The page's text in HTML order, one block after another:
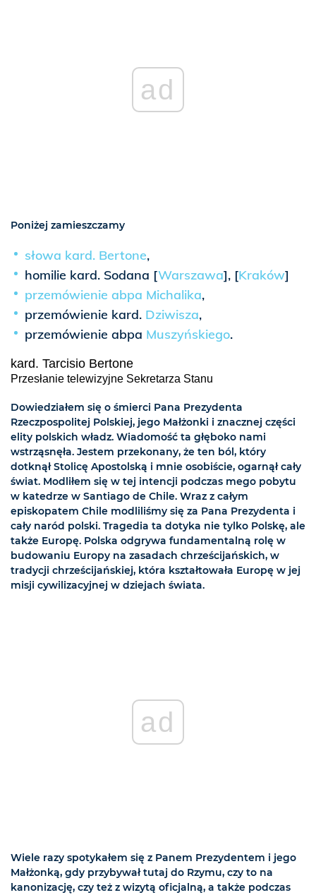
ad
Poniżej zamieszczamy
słowa kard. Bertone,
homilie kard. Sodana [Warszawa], [Kraków]
przemówienie abpa Michalika,
przemówienie kard. Dziwisza,
przemówienie abpa Muszyńskiego.
kard. Tarcisio Bertone
Przesłanie telewizyjne Sekretarza Stanu
Dowiedziałem się o śmierci Pana Prezydenta
Rzeczpospolitej Polskiej, jego Małżonki i znacznej części
elity polskich władz. Wiadomość ta głęboko nami
wstrząsnęła. Jestem przekonany, że ten ból, który
dotknął Stolicę Apostolską i mnie osobiście, ogarnął cały
świat. Modliłem się w tej intencji podczas mego pobytu
w katedrze w Santiago de Chile. Wraz z całym
episkopatem Chile modliliśmy się za Pana Prezydenta i
cały naród polski. Tragedia ta dotyka nie tylko Polskę, ale
także Europę. Polska odgrywa fundamentalną rolę w
budowaniu Europy na zasadach chrześcijańskich, w
tradycji chrześcijańskiej, która kształtowała Europę w jej
misji cywilizacyjnej w dziejach świata.
ad
Wiele razy spotykałem się z Panem Prezydentem i jego
Małżonką, gdy przybywał tutaj do Rzymu, czy to na
kanonizację, czy też z wizytą oficjalną, a także podczas